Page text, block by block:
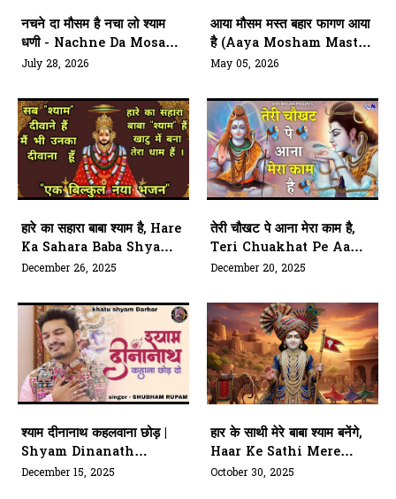
नचने दा मौसम है नचा लो श्याम
धणी - Nachne Da Mosam
Hai
July 28, 2026
आया मौसम मस्त बहार फागण आया
है (Aaya Mosham Mast
Bahaar Fagan Aaya Hai)
May 05, 2026
हारे का सहारा बाबा श्याम है, Hare
Ka Sahara Baba Shyam
Hai
December 26, 2025
तेरी चौखट पे आना मेरा काम है,
Teri Chuakhat Pe Aana
Mera Kaam Hai
December 20, 2025
श्याम दीनानाथ कहलवाना छोड़ |
Shyam Dinanath
Kahana Chhod Do
December 15, 2025
हार के साथी मेरे बाबा श्याम बनेंगे,
Haar Ke Sathi Mere
Baba Shyam Banenge
October 30, 2025